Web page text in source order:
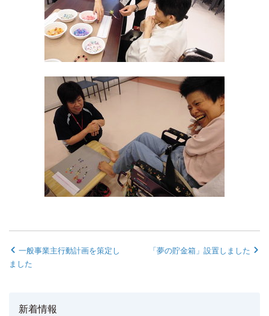
一般事業主行動計画を策定し
ました
「夢の貯金箱」設置しました
新着情報